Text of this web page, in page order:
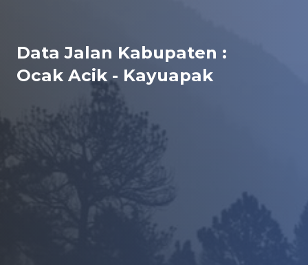
Data Jalan Kabupaten :
Ocak Acik - Kayuapak